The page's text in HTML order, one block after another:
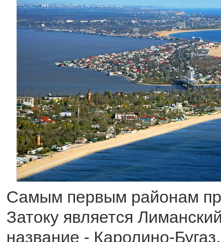
Самым первым районам
Затоку является
название - Каролино-